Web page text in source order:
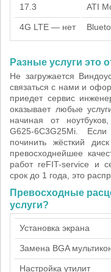
17.3 ATI
4G LTE — нет
Разные услуги это
Не загружается
связаться с нами и
приедет сервис
оказывает любые
начиная от
G625-6C3G25Mi.
починить жёсткий
превосходнейшее
работ reFIT-service и
срок до 1 года, это
Превосходные
услуги?
Установка экрана
Замена BGA
Настройка утилит